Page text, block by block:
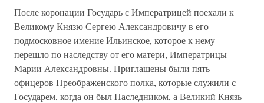
После коронации Государь с Императрицей поехали к
Великому Князю Сергею Александровичу в его
подмосковное имение Ильинское, которое к нему
перешло по наследству от его матери, Императрицы
Марии Александровны. Приглашены были пять
офицеров Преображенского полка, которые служили с
Государем, когда он был Наследником, а Великий Князь